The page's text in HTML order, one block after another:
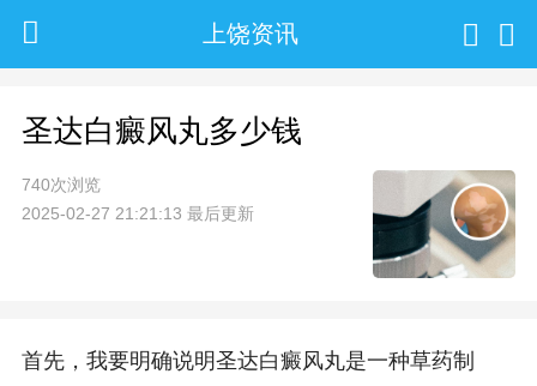
上饶资讯
圣达白癜风丸多少钱
740次浏览
2025-02-27 21:21:13 最后更新
首先，我要明确说明圣达白癜风丸是一种草药制